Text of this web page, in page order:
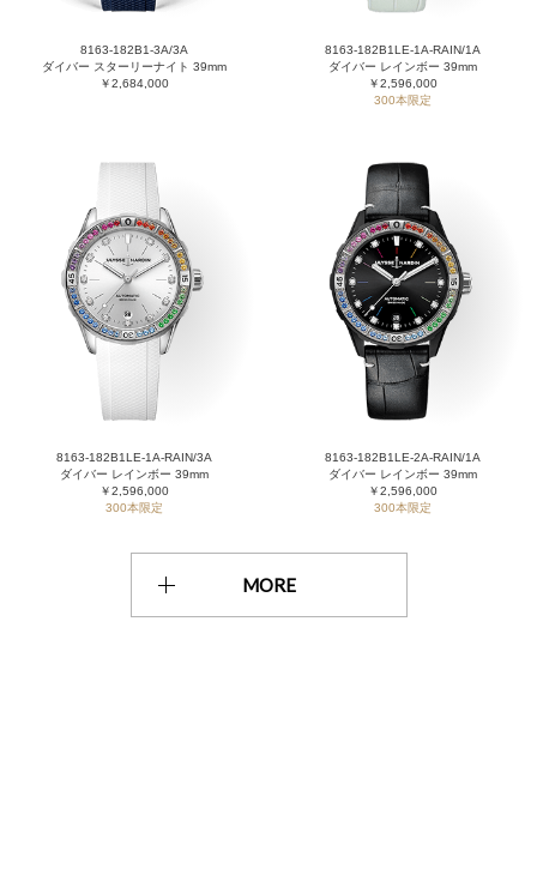
8163-182B1-3A/3A
ダイバー スターリーナイト 39mm
￥2,684,000
8163-182B1LE-1A-RAIN/1A
ダイバー レインボー 39mm
￥2,596,000
300本限定
8163-182B1LE-1A-RAIN/3A
ダイバー レインボー 39mm
￥2,596,000
300本限定
8163-182B1LE-2A-RAIN/1A
ダイバー レインボー 39mm
￥2,596,000
300本限定
MORE